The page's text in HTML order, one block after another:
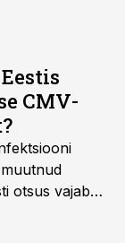
CMV-
otsus vajab